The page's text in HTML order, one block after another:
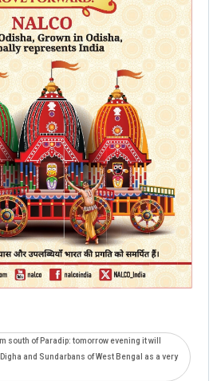
south of Paradip: tomorrow evening it will
and Sundarbans of West Bengal as a very